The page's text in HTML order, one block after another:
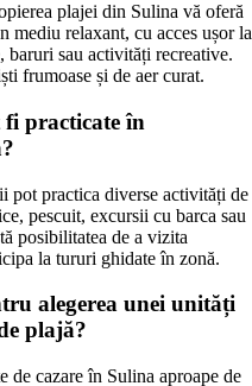
plajei din Sulina vă oferă
mediu relaxant, cu acces ușor la
baruri sau activități recreative.
frumoase și de aer curat.
fi practicate în
pot practica diverse activități de
pescuit, excursii cu barca sau
posibilitatea de a vizita
la tururi ghidate în zonă.
alegerea unei unități
plajă?
de cazare în Sulina aproape de